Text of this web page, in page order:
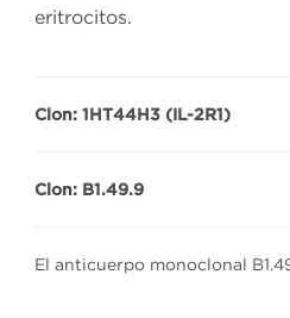
eritrocitos.
Clon: 1HT44H3 (IL-2R1)
Clon: B1.49.9
El anticuerpo monoclonal